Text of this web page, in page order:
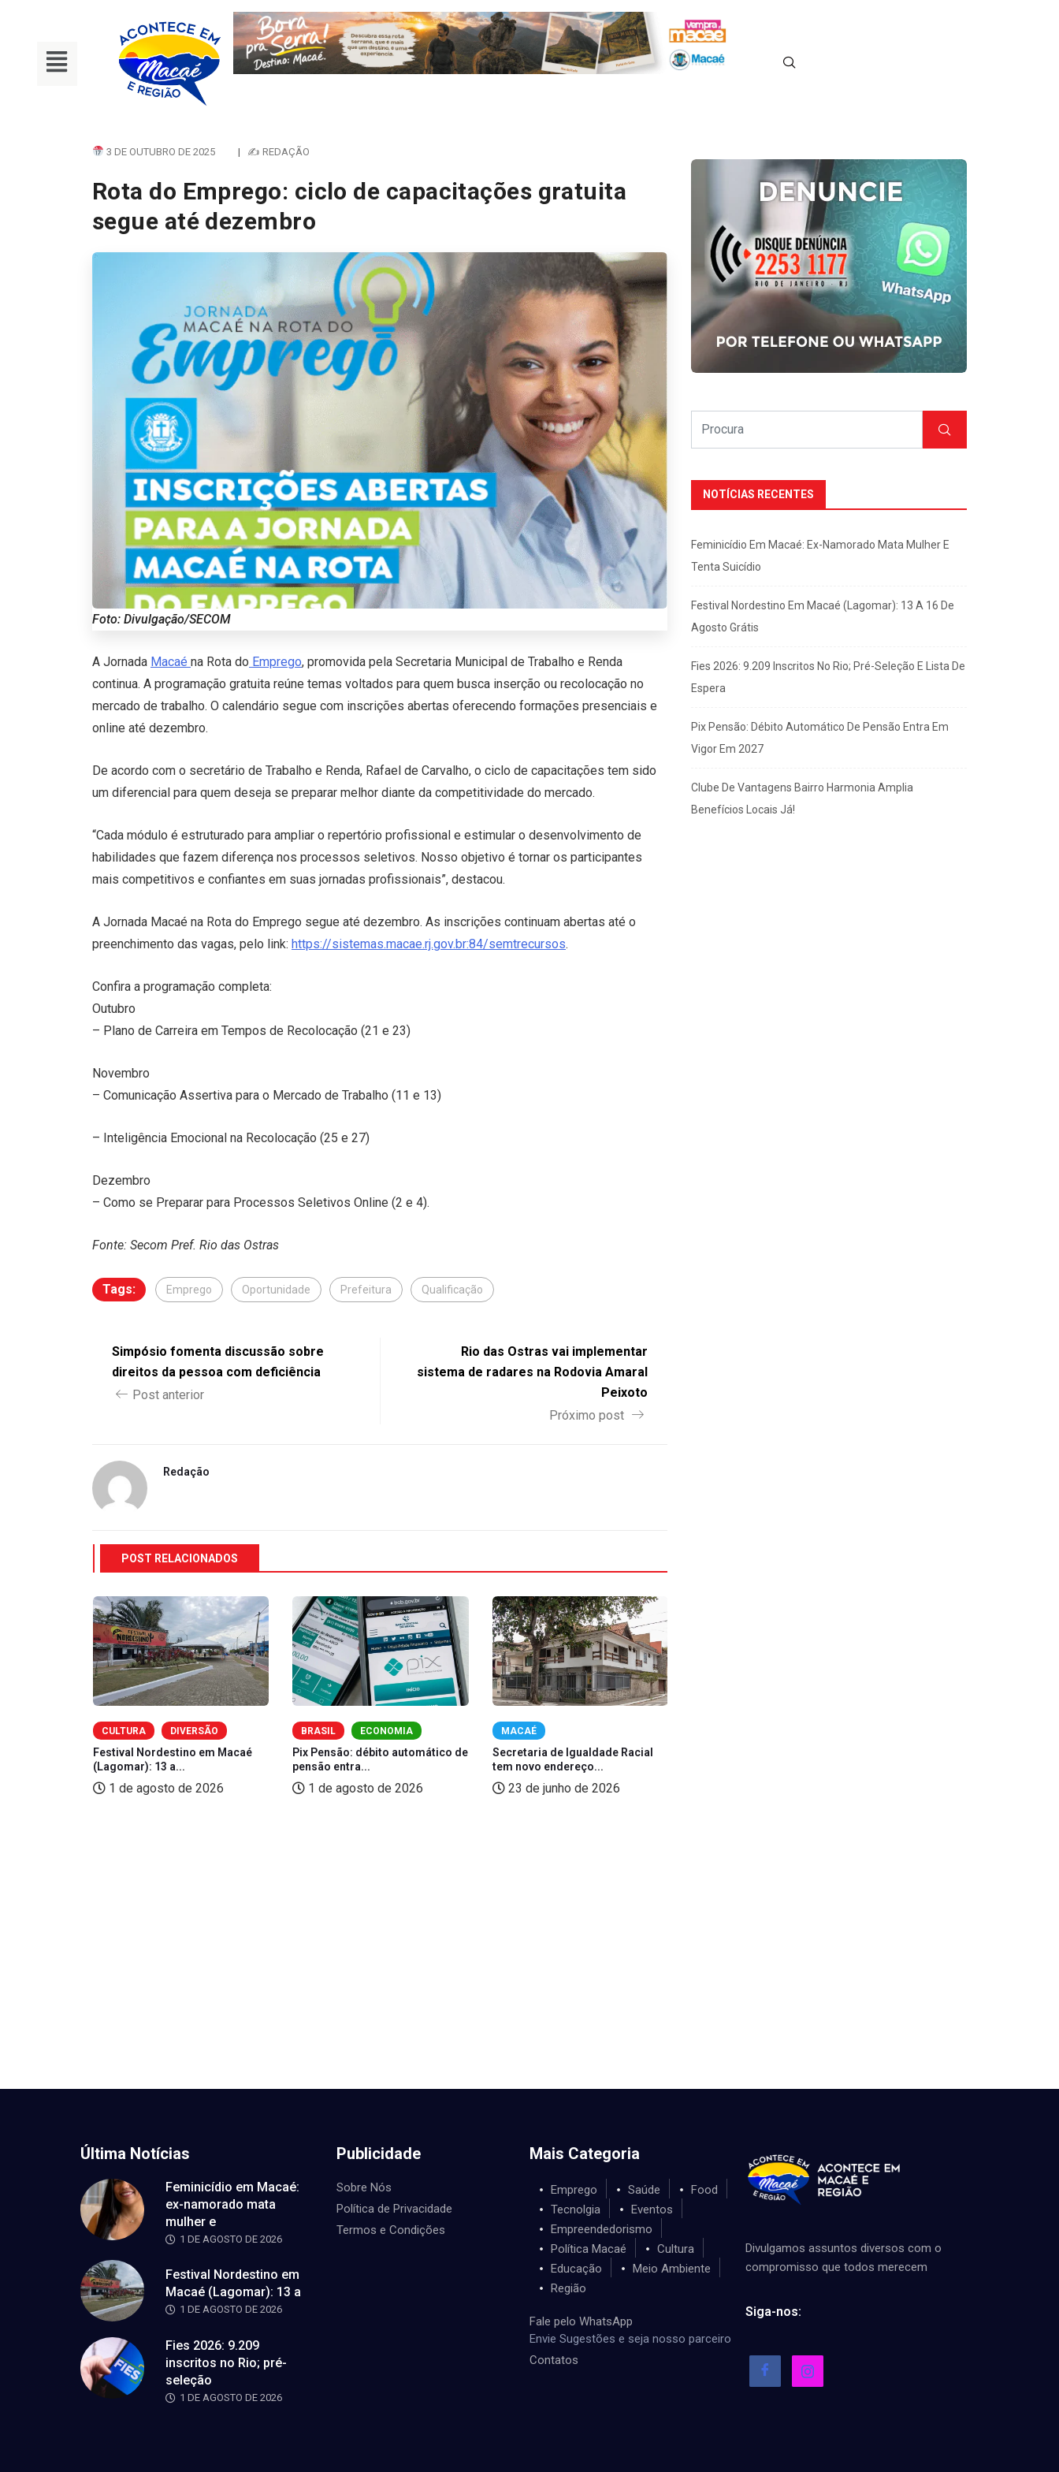
3 DE OUTUBRO DE 2025 | ✍ REDAÇÃO
Rota do Emprego: ciclo de capacitações gratuita
segue até dezembro
Foto: Divulgação/SECOM
A Jornada Macaé na Rota do Emprego, promovida pela Secretaria Municipal de Trabalho e Renda
continua. A programação gratuita reúne temas voltados para quem busca inserção ou recolocação no
mercado de trabalho. O calendário segue com inscrições abertas oferecendo formações presenciais e
online até dezembro.
De acordo com o secretário de Trabalho e Renda, Rafael de Carvalho, o ciclo de capacitações tem sido
um diferencial para quem deseja se preparar melhor diante da competitividade do mercado.
“Cada módulo é estruturado para ampliar o repertório profissional e estimular o desenvolvimento de
habilidades que fazem diferença nos processos seletivos. Nosso objetivo é tornar os participantes
mais competitivos e confiantes em suas jornadas profissionais”, destacou.
A Jornada Macaé na Rota do Emprego segue até dezembro. As inscrições continuam abertas até o
preenchimento das vagas, pelo link: https://sistemas.macae.rj.gov.br:84/semtrecursos.
Confira a programação completa:
Outubro
– Plano de Carreira em Tempos de Recolocação (21 e 23)
Novembro
– Comunicação Assertiva para o Mercado de Trabalho (11 e 13)
– Inteligência Emocional na Recolocação (25 e 27)
Dezembro
– Como se Preparar para Processos Seletivos Online (2 e 4).
Fonte: Secom Pref. Rio das Ostras
Tags: Emprego Oportunidade Prefeitura Qualificação
Simpósio fomenta discussão sobre
direitos da pessoa com deficiência
Post anterior
Rio das Ostras vai implementar
sistema de radares na Rodovia Amaral
Peixoto
Próximo post
Redação
POST RELACIONADOS
CULTURA DIVERSÃO
Festival Nordestino em Macaé
(Lagomar): 13 a...
1 de agosto de 2026
BRASIL ECONOMIA
Pix Pensão: débito automático de
pensão entra...
1 de agosto de 2026
MACAÉ
Secretaria de Igualdade Racial
tem novo endereço...
23 de junho de 2026
NOTÍCIAS RECENTES
Feminicídio Em Macaé: Ex-Namorado Mata Mulher E
Tenta Suicídio
Festival Nordestino Em Macaé (Lagomar): 13 A 16 De
Agosto Grátis
Fies 2026: 9.209 Inscritos No Rio; Pré-Seleção E Lista De
Espera
Pix Pensão: Débito Automático De Pensão Entra Em
Vigor Em 2027
Clube De Vantagens Bairro Harmonia Amplia
Benefícios Locais Já!
Última Notícias
Feminicídio em Macaé:
ex-namorado mata
mulher e
1 DE AGOSTO DE 2026
Festival Nordestino em
Macaé (Lagomar): 13 a
1 DE AGOSTO DE 2026
Fies 2026: 9.209
inscritos no Rio; pré-
seleção
1 DE AGOSTO DE 2026
Publicidade
Sobre Nós
Política de Privacidade
Termos e Condições
Mais Categoria
Emprego Saúde
Food
Tecnolgia
Eventos
Empreendedorismo
Política Macaé
Cultura
Educação
Meio Ambiente
Região
Fale pelo WhatsApp
Envie Sugestões e seja nosso parceiro
Contatos
Divulgamos assuntos diversos com o
compromisso que todos merecem
Siga-nos: